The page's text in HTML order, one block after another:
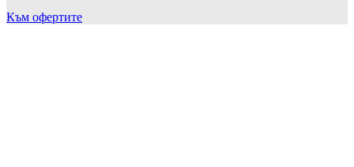
Към офертите